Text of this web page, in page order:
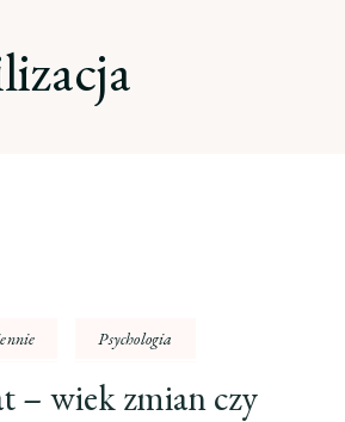
Psychologia
– wiek zmian czy